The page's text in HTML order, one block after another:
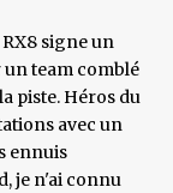
RX8 signe un
un team comblé
piste. Héros du
avec un
ennuis
je n'ai connu